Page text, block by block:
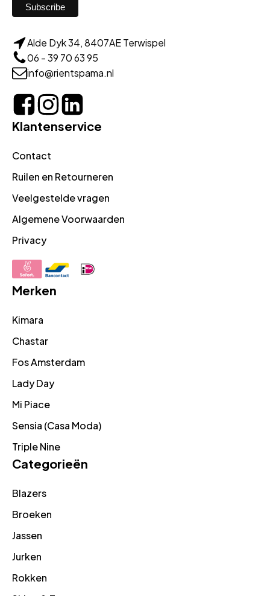
Alde Dyk 34, 8407AE Terwispel
06 - 39 70 63 95
info@rientspama.nl
Klantenservice
Contact
Ruilen en Retourneren
Veelgestelde vragen
Algemene Voorwaarden
Privacy
Merken
Kimara
Chastar
Fos Amsterdam
Lady Day
Mi Piace
Sensia (Casa Moda)
Triple Nine
Categorieën
Blazers
Broeken
Jassen
Jurken
Rokken